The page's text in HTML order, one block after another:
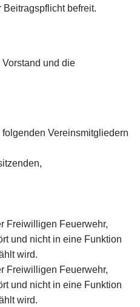
befreit.
und die
Vereinsmitgliedern
Freiwilligen Feuerwehr,
und nicht in eine Funktion
wird.
Freiwilligen Feuerwehr,
und nicht in eine Funktion
wird.